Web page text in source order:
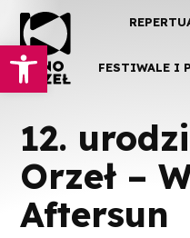
OtwórzFESTIWALE I
12.
Orzeł –
Aftersun